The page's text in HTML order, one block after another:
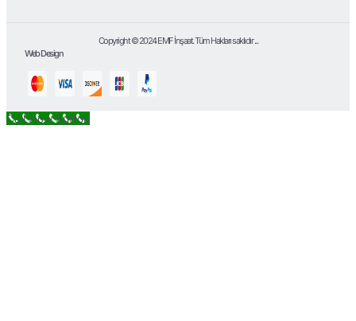
Copyright © 2024 EMF İnşaat. Tüm Hakları saklıdır ...
Web Design
Call Now Button